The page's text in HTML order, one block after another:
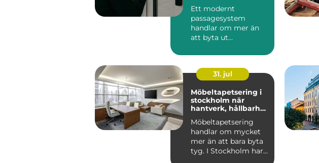
Ett modernt
passagesystem
handlar om mer än
att byta ut
en bricka eller mobil.
Rät...
31. jul
Möbeltapetsering i
stockholm när
hantverk, hållbarhet
Möbeltapetsering
handlar om mycket
mer än att bara byta
tyg. I Stockholm har